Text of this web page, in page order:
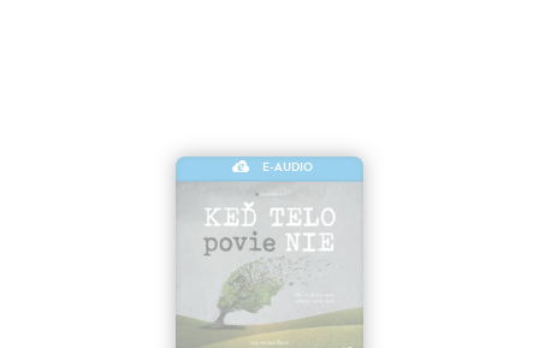
E-AUDIO